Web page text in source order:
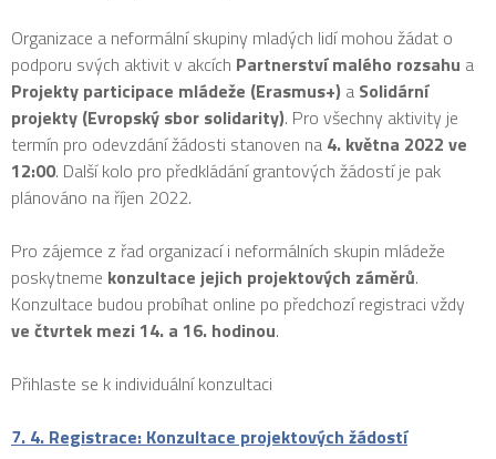
Organizace a neformální skupiny mladých lidí mohou žádat o
podporu svých aktivit v akcích Partnerství malého rozsahu a
Projekty participace mládeže (Erasmus+) a Solidární
projekty (Evropský sbor solidarity). Pro všechny aktivity je
termín pro odevzdání žádosti stanoven na 4. května 2022 ve
12:00. Další kolo pro předkládání grantových žádostí je pak
plánováno na říjen 2022.
Pro zájemce z řad organizací i neformálních skupin mládeže
poskytneme konzultace jejich projektových záměrů.
Konzultace budou probíhat online po předchozí registraci vždy
ve čtvrtek mezi 14. a 16. hodinou.
Přihlaste se k individuální konzultaci
7. 4. Registrace: Konzultace projektových žádostí